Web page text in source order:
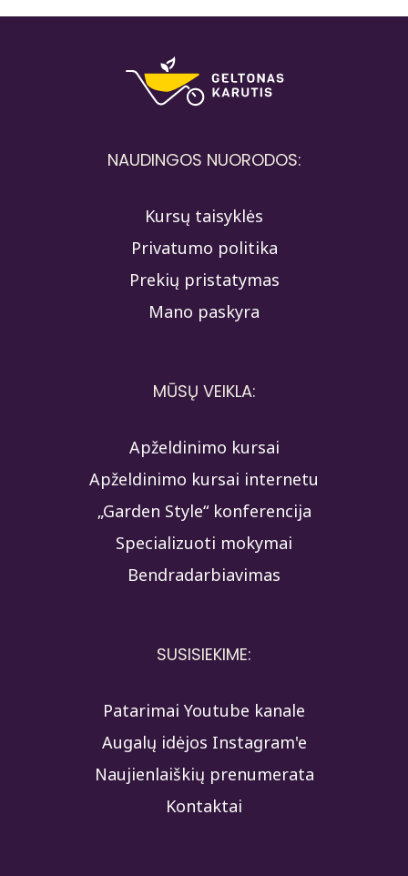
NAUDINGOS NUORODOS:
Kursų taisyklės
Privatumo politika
Prekių pristatymas
Mano paskyra
MŪSŲ VEIKLA:
Apželdinimo kursai
Apželdinimo kursai internetu
„Garden Style“ konferencija
Specializuoti mokymai
Bendradarbiavimas
SUSISIEKIME:
Patarimai Youtube kanale
Augalų idėjos Instagram'e
Naujienlaiškių prenumerata
Kontaktai